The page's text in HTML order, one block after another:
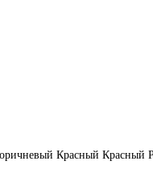
Красный Красный